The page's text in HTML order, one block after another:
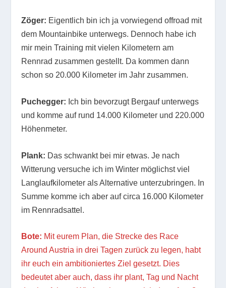
Zöger: Eigentlich bin ich ja vorwiegend offroad mit
dem Mountainbike unterwegs. Dennoch habe ich
mir mein Training mit vielen Kilometern am
Rennrad zusammen gestellt. Da kommen dann
schon so 20.000 Kilometer im Jahr zusammen.
Puchegger: Ich bin bevorzugt Bergauf unterwegs
und komme auf rund 14.000 Kilometer und 220.000
Höhenmeter.
Plank: Das schwankt bei mir etwas. Je nach
Witterung versuche ich im Winter möglichst viel
Langlaufkilometer als Alternative unterzubringen. In
Summe komme ich aber auf circa 16.000 Kilometer
im Rennradsattel.
Bote: Mit eurem Plan, die Strecke des Race
Around Austria in drei Tagen zurück zu legen, habt
ihr euch ein ambitioniertes Ziel gesetzt. Dies
bedeutet aber auch, dass ihr plant, Tag und Nacht